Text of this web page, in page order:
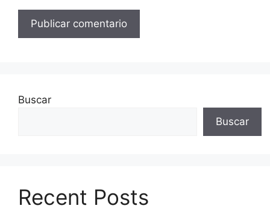
Buscar
Buscar
Recent Posts